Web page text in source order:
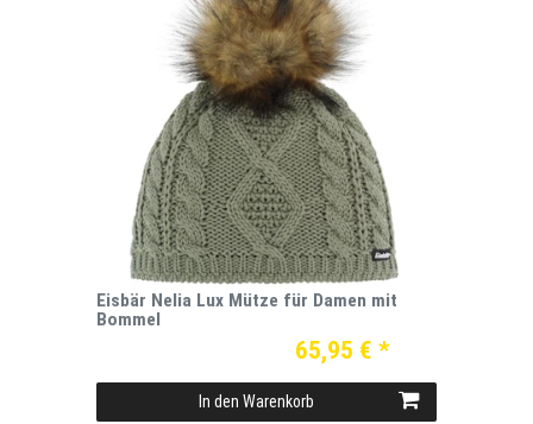
Eisbär Nelia Lux Mütze für Damen mit
Bommel
65,95 € *
In den Warenkorb